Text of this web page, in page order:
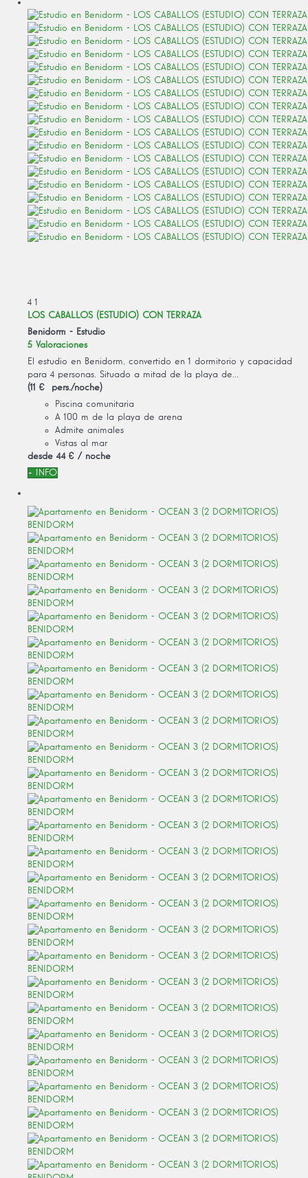
4 1
LOS CABALLOS (ESTUDIO) CON TERRAZA
Benidorm - Estudio
5 Valoraciones
El estudio en Benidorm, convertido en 1 dormitorio y capacidad
para 4 personas. Situado a mitad de la playa de...
(11 € pers./noche)
Piscina comunitaria
A 100 m de la playa de arena
Admite animales
Vistas al mar
desde 44 € / noche
+ INFO